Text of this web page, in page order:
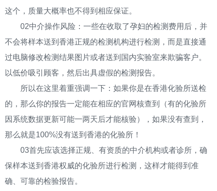
这个，质量大概率也不得到相应保证。
02中介操作风险：一些在收取了孕妇的检测费用后，并
不会将样本送到香港正规的检测机构进行检测，而是直接通
过电脑修改检测结果图片或者送到国内实验室来欺骗客户。
以低价吸引顾客，然后出具虚假的检测报告。
所以在这里着重强调一下：如果你是在香港化验所送检
的，那么你的报告一定能在相应的官网核查到（有的化验所
因系统数据更新可能一两天后才能核验），如果没有查到，
那么就是100%没有送到香港的化验所！
03首先应该选择正规、有资质的中介机构或者诊所，确
保样本送到香港权威的化验所进行检测，这样才能得到准
确、可靠的检验报告。